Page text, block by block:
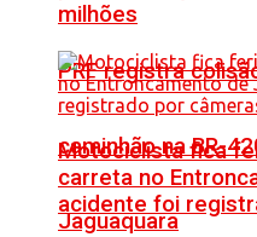
PRF registra
caminhão na BR-
Jaguaquara
milhões
Motociclista fica
carreta no
acidente foi